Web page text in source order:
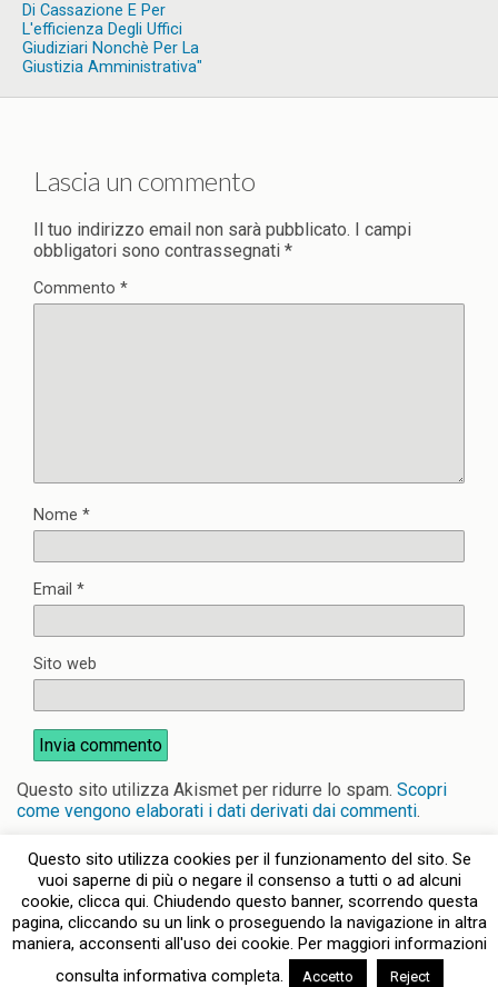
Di Cassazione E Per
L'efficienza Degli Uffici
Giudiziari Nonchè Per La
Giustizia Amministrativa"
Lascia un commento
Il tuo indirizzo email non sarà pubblicato.
I campi
obbligatori sono contrassegnati *
Commento *
Nome *
Email *
Sito web
Questo sito utilizza Akismet per ridurre lo spam. Scopri
come vengono elaborati i dati derivati dai commenti.
Torna su
Dispositivo Portatile Pc Desktop
Questo sito utilizza cookies per il funzionamento del sito. Se
vuoi saperne di più o negare il consenso a tutti o ad alcuni
cookie, clicca qui. Chiudendo questo banner, scorrendo questa
pagina, cliccando su un link o proseguendo la navigazione in altra
maniera, acconsenti all'uso dei cookie. Per maggiori informazioni
consulta informativa completa.
Accetto Reject